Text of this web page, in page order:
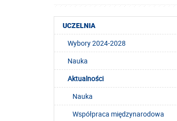
UCZELNIA
Wybory 2024-2028
Nauka
Aktualności
Nauka
Współpraca międzynarodowa